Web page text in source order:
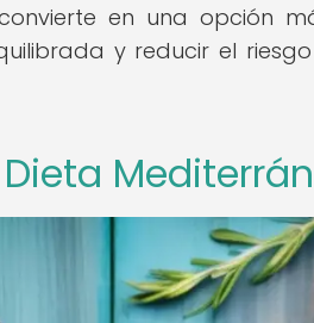
en una opción
y reducir el